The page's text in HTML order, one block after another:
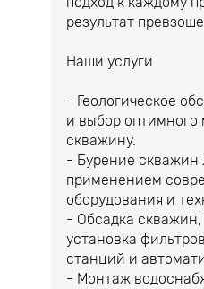
результат
Наши услуги
- Геологическое
и выбор оптимного
скважину.
- Бурение скважин
применением
оборудования и
- Обсадка скважин,
установка
станций и
- Монтаж